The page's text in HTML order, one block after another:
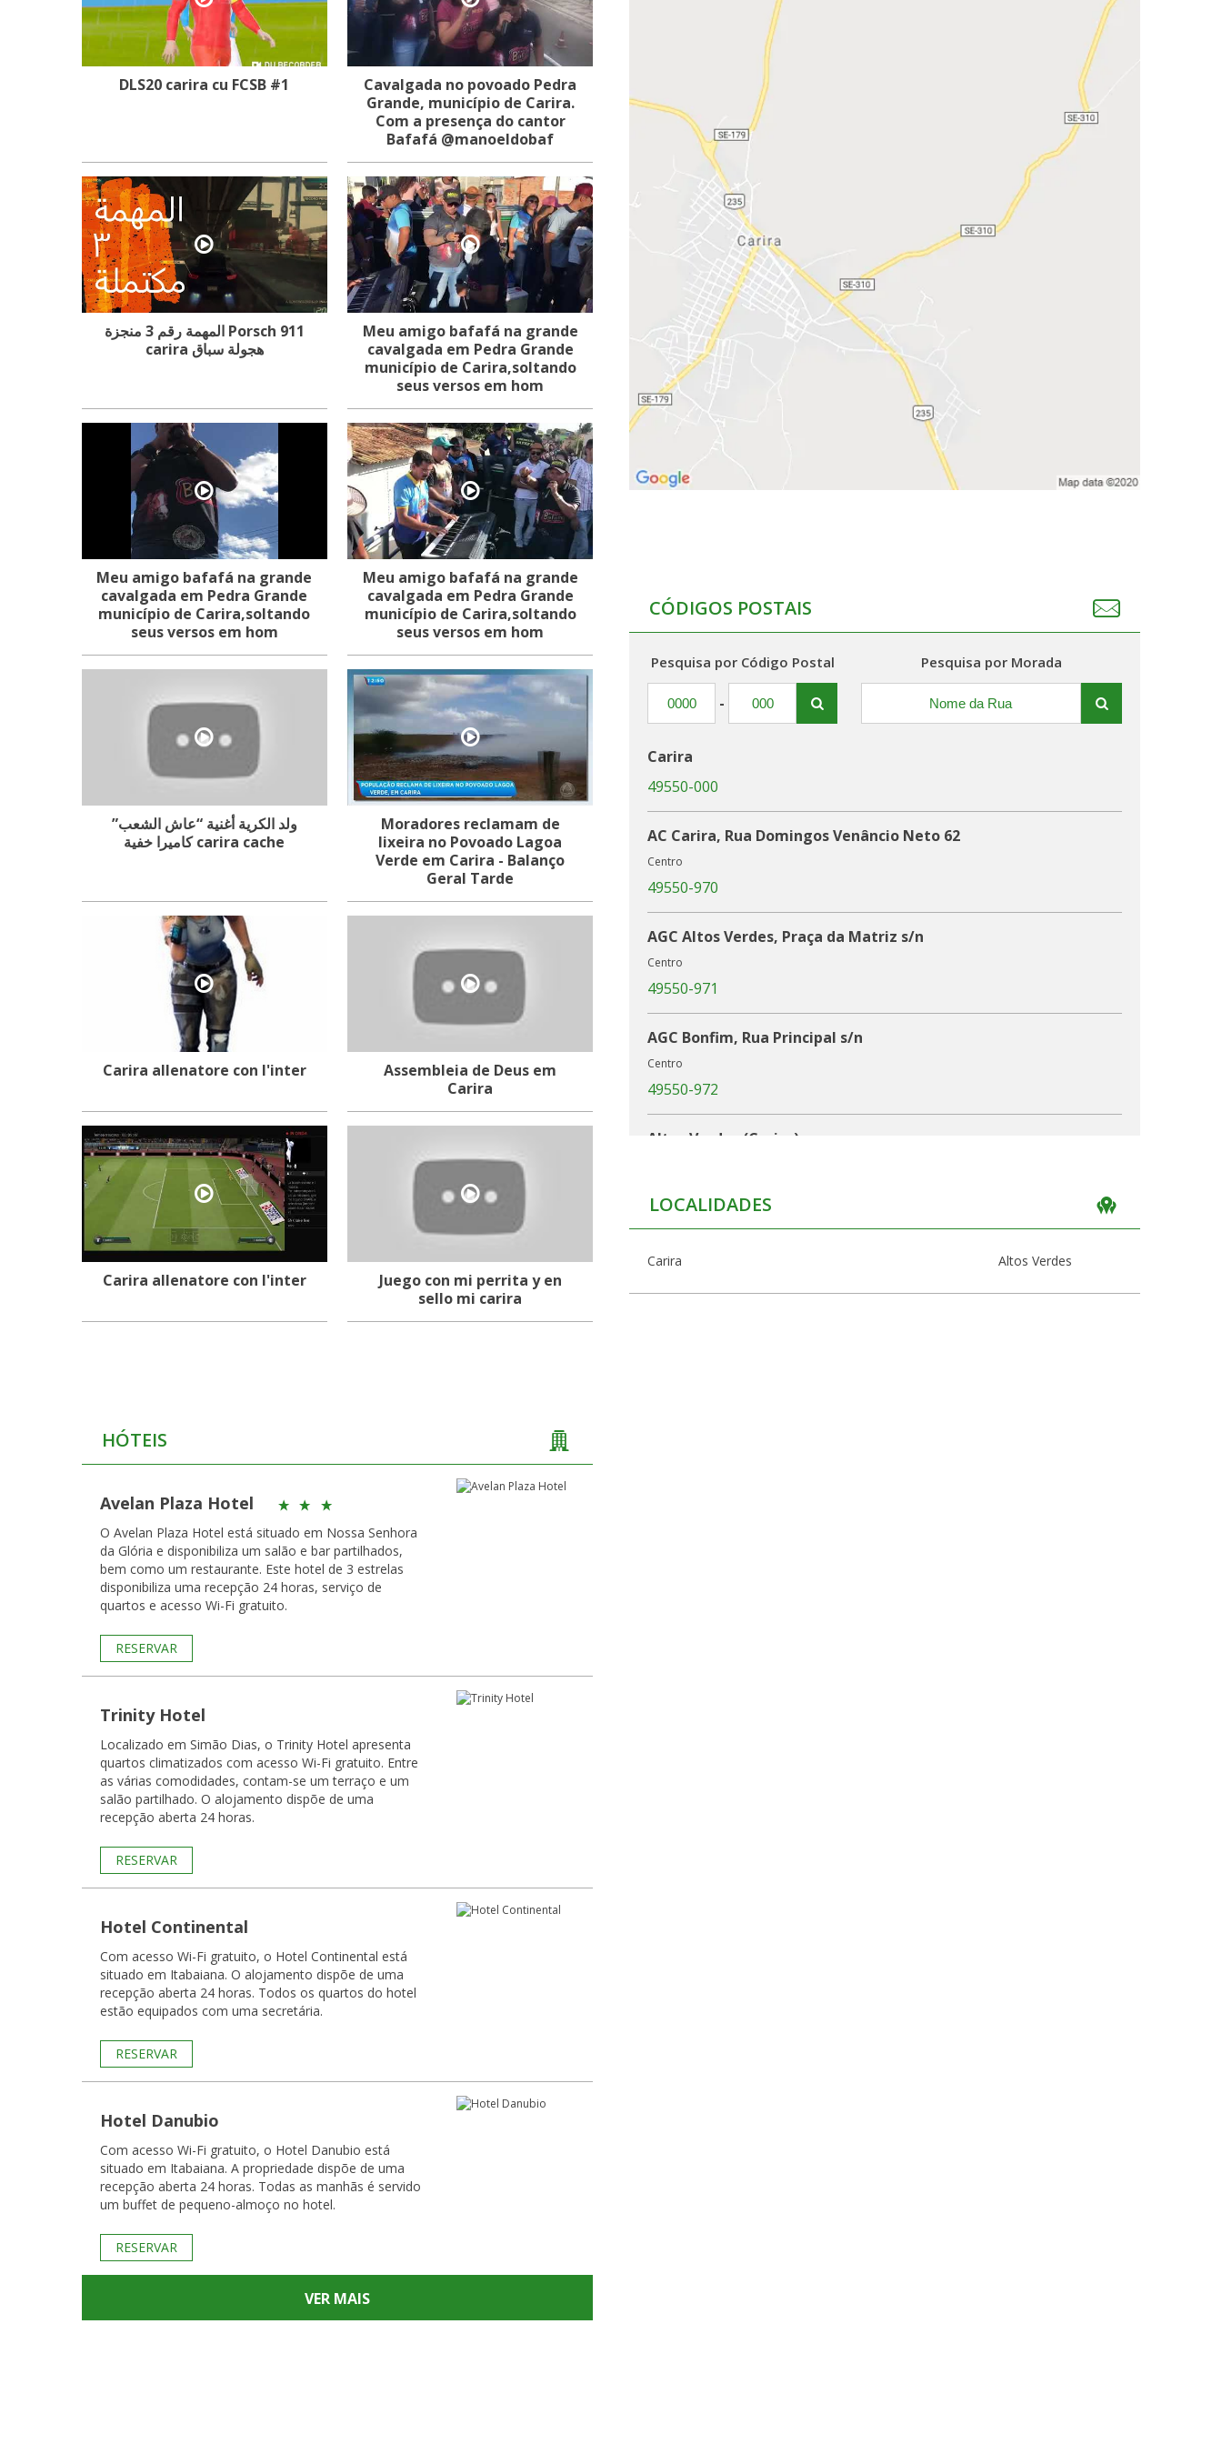
DLS20 carira cu FCSB #1
Cavalgada no povoado Pedra
Grande, município de Carira.
Com a presença do cantor
Bafafá @manoeldobaf
المهمة رقم 3 منجزة Porsch 911
carira هجولة سباق
Meu amigo bafafá na grande
cavalgada em Pedra Grande
município de Carira,soltando
seus versos em hom
Meu amigo bafafá na grande
cavalgada em Pedra Grande
município de Carira,soltando
seus versos em hom
Meu amigo bafafá na grande
cavalgada em Pedra Grande
município de Carira,soltando
seus versos em hom
ولد الكرية أغنية “عاش الشعب”
كاميرا خفية carira cache
Moradores reclamam de
lixeira no Povoado Lagoa
Verde em Carira - Balanço
Geral Tarde
Carira allenatore con l'inter
Assembleia de Deus em
Carira
Carira allenatore con l'inter
Juego con mi perrita y en
sello mi carira
HÓTEIS
Avelan Plaza Hotel
O Avelan Plaza Hotel está situado em Nossa Senhora
da Glória e disponibiliza um salão e bar partilhados,
bem como um restaurante. Este hotel de 3 estrelas
disponibiliza uma recepção 24 horas, serviço de
quartos e acesso Wi-Fi gratuito.
RESERVAR
Trinity Hotel
Localizado em Simão Dias, o Trinity Hotel apresenta
quartos climatizados com acesso Wi-Fi gratuito. Entre
as várias comodidades, contam-se um terraço e um
salão partilhado. O alojamento dispõe de uma
recepção aberta 24 horas.
RESERVAR
Hotel Continental
Com acesso Wi-Fi gratuito, o Hotel Continental está
situado em Itabaiana. O alojamento dispõe de uma
recepção aberta 24 horas. Todos os quartos do hotel
estão equipados com uma secretária.
RESERVAR
Hotel Danubio
Com acesso Wi-Fi gratuito, o Hotel Danubio está
situado em Itabaiana. A propriedade dispõe de uma
recepção aberta 24 horas. Todas as manhãs é servido
um buffet de pequeno-almoço no hotel.
RESERVAR
VER MAIS
CÓDIGOS POSTAIS
Pesquisa por Código Postal
-
Pesquisa por Morada
Carira
49550-000
AC Carira, Rua Domingos Venâncio Neto 62
Centro
49550-970
AGC Altos Verdes, Praça da Matriz s/n
Centro
49550-971
AGC Bonfim, Rua Principal s/n
Centro
49550-972
Altos Verdes (Carira)
LOCALIDADES
Carira Altos Verdes